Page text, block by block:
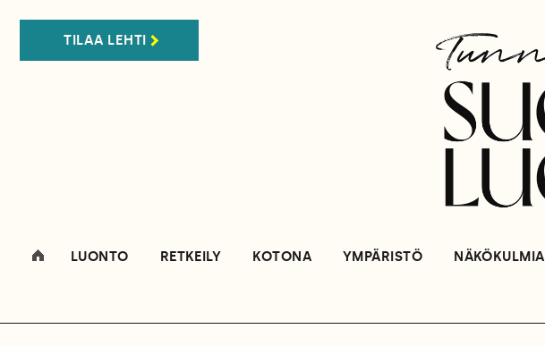
TILAA LEHTI
LUONTO RETKEILY KOTONA YMPÄRISTÖ NÄKÖKULMIA